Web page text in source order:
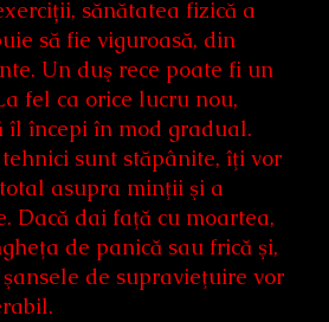
sănătatea fizică a
să fie viguroasă, din
Un duş rece poate fi un
fel ca orice lucru nou,
îl începi în mod gradual.
sunt stăpânite, îţi vor
asupra minţii şi a
Dacă dai faţă cu moartea,
de panică sau frică şi,
de supravieţuire vor